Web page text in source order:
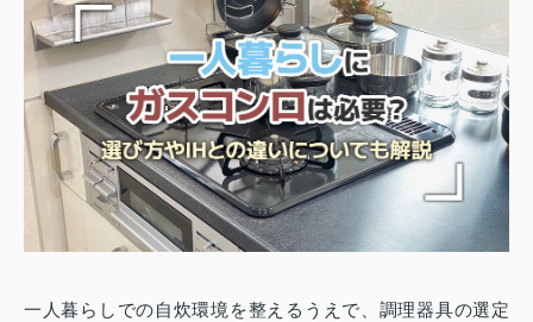
一人暮らしでの自炊環境を整えるうえで、調理器具の選定